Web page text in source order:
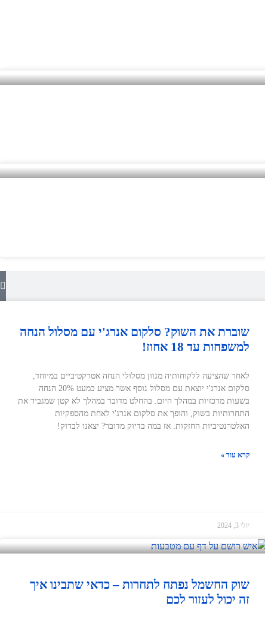
שוברת את השוק? סלקום אנרג'י עם מסלול הנחה
למשפחות עד 18 אחוז!
לאחר שהציעה ללקוחותיה מגוון מסלולי הנחה אטרקטיביים במיוחד,
סלקום אנרג'י יוצאת עם מסלול נוסף אשר מציע כמעט 20% הנחה
בשעות מרכזיות במהלך היום. בהחלט מדובר במהלך לא קטן שמגביר את
התחרותיות בשוק, והופך את סלקום אנרג'י לאחת מהספקיות
האלטרנטיביות החזקות. אז במה בדיוק מדובר? יצאנו לבדוק!
קרא עוד »
יולי 3, 2024
שוק החשמל נפתח לתחרות – כדאי שתבינו איך
זה יכול לעזור לכם